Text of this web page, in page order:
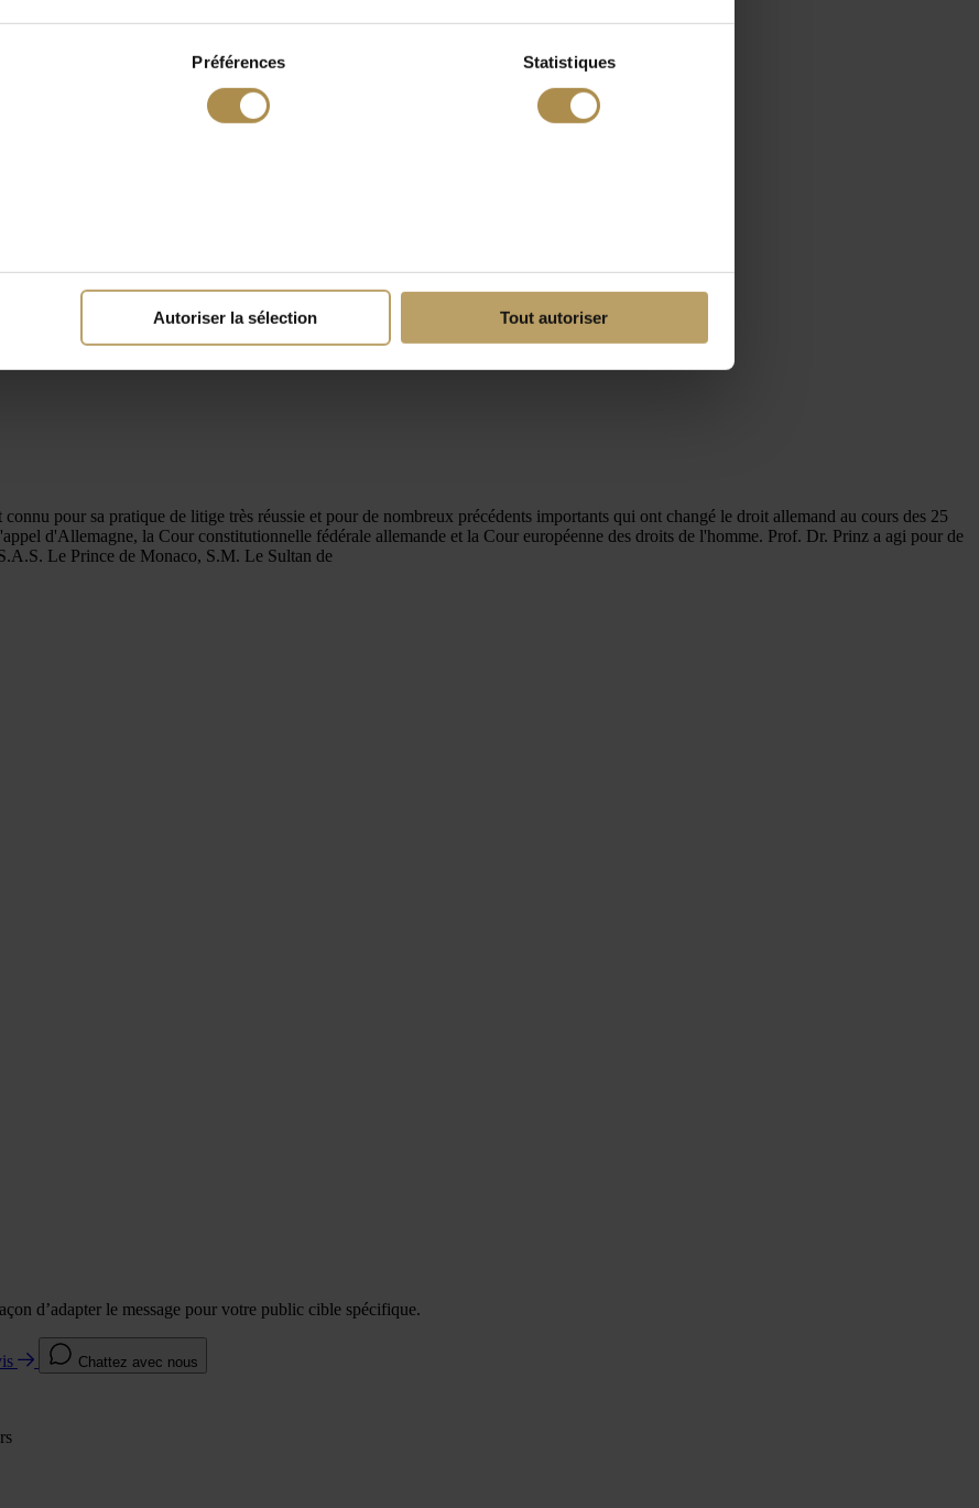
Préférences Statistiques
Autoriser la sélection Tout autoriser
pour sa pratique de litige très réussie et pour de nombreux précédents importants qui ont changé le droit allemand au cours des 25
d'Allemagne, la Cour constitutionnelle fédérale allemande et la Cour européenne des droits de l'homme. Prof. Dr. Prinz a agi pour de
Le Prince de Monaco, S.M. Le Sultan de
d’adapter le message pour votre public cible spécifique.
Chattez avec nous